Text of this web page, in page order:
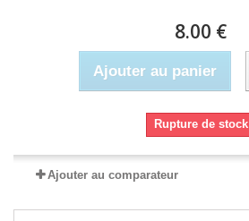
8.00 €
Ajouter au panier
Rupture de stock
Ajouter au comparateur